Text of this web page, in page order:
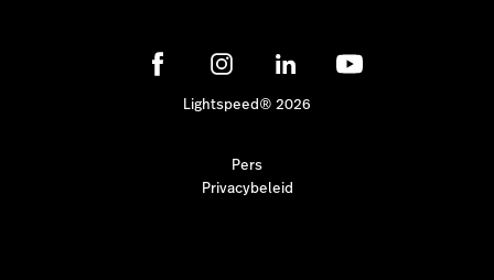
Lightspeed® 2026
Pers
Privacybeleid